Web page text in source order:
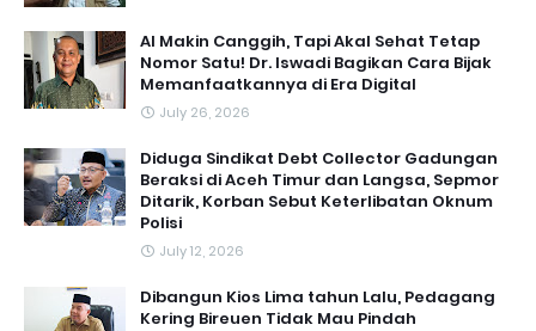
AI Makin Canggih, Tapi Akal Sehat Tetap
Nomor Satu! Dr. Iswadi Bagikan Cara Bijak
Memanfaatkannya di Era Digital
July 26, 2026
Diduga Sindikat Debt Collector Gadungan
Beraksi di Aceh Timur dan Langsa, Sepmor
Ditarik, Korban Sebut Keterlibatan Oknum
Polisi
July 12, 2026
Dibangun Kios Lima tahun Lalu, Pedagang
Kering Bireuen Tidak Mau Pindah